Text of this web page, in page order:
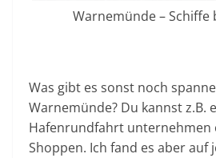
Warnemünde – Schiffe
Was gibt es sonst noch
Warnemünde? Du kannst z.B.
Hafenrundfahrt unternehmen
Shoppen. Ich fand es aber auf